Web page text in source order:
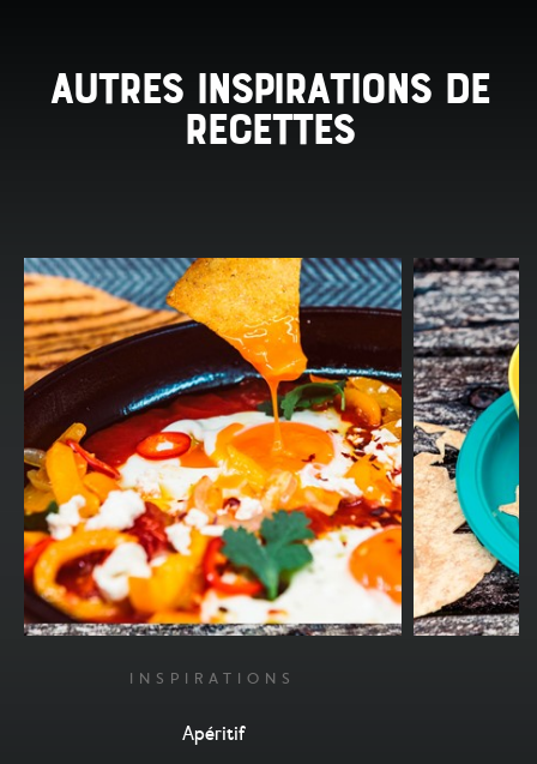
Autres Inspirations de
Recettes
INSPIRATIONS
Apéritif